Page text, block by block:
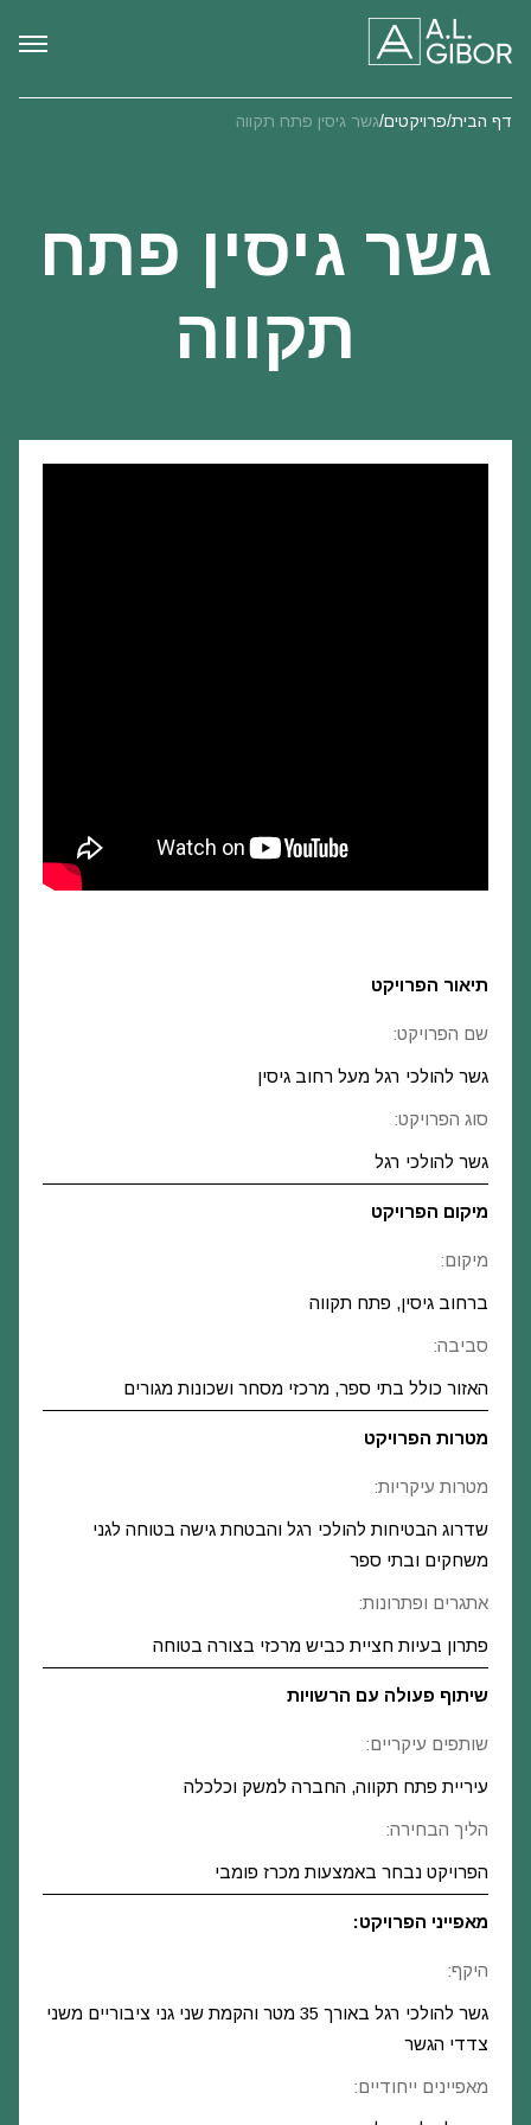
דף הבית/פרויקטים/גשר גיסין פתח תקווה
גשר גיסין פתח
תקווה
תיאור הפרויקט
שם הפרויקט:
גשר להולכי רגל מעל רחוב גיסין
סוג הפרויקט:
גשר להולכי רגל
מיקום הפרויקט
מיקום:
ברחוב גיסין, פתח תקווה
סביבה:
האזור כולל בתי ספר, מרכזי מסחר ושכונות מגורים
מטרות הפרויקט
מטרות עיקריות:
שדרוג הבטיחות להולכי רגל והבטחת גישה בטוחה לגני
משחקים ובתי ספר
אתגרים ופתרונות:
פתרון בעיות חציית כביש מרכזי בצורה בטוחה
שיתוף פעולה עם הרשויות
שותפים עיקריים:
עיריית פתח תקווה, החברה למשק וכלכלה
הליך הבחירה:
הפרויקט נבחר באמצעות מכרז פומבי
מאפייני הפרויקט:
היקף:
גשר להולכי רגל באורך 35 מטר והקמת שני גני ציבוריים משני
צדדי הגשר
מאפיינים ייחודיים: